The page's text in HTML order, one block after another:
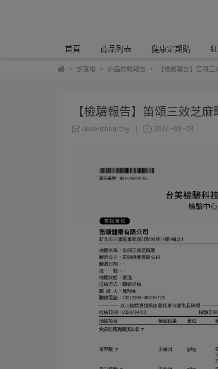
首頁 商品列表 健康定期購
部落格 商品檢驗報告 【檢驗報告】笛頌
【檢驗報告】笛頌三效芝
decenthealthy 2024-09-03